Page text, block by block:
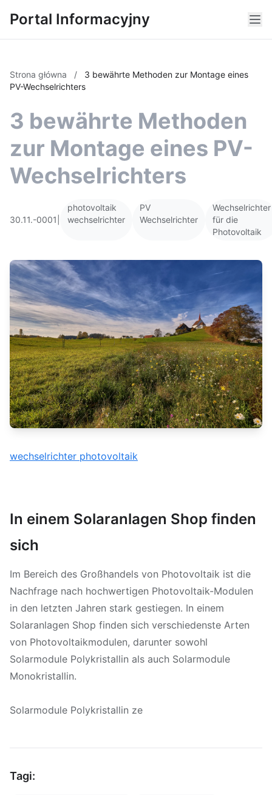
Portal Informacyjny
Strona główna /
3 bewährte Methoden zur Montage eines
PV-Wechselrichters
3 bewährte Methoden
zur Montage eines PV-
Wechselrichters
30.11.-0001
photovoltaik
wechselrichter
PV
Wechselrichter
Wechselrichter
für die
Photovoltaik
wechselrichter photovoltaik
In einem Solaranlagen Shop finden
sich
Im Bereich des Großhandels von Photovoltaik ist die
Nachfrage nach hochwertigen Photovoltaik-Modulen
in den letzten Jahren stark gestiegen. In einem
Solaranlagen Shop finden sich verschiedenste Arten
von Photovoltaikmodulen, darunter sowohl
Solarmodule Polykristallin als auch Solarmodule
Monokristallin.
Solarmodule Polykristallin ze
Tagi: